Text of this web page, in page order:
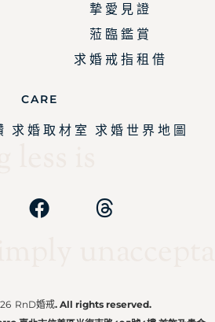
摯 愛 見 證
蒞 臨 鑑 賞
求 婚 戒 指 租 借
CARE
求 婚 取 材 室 求 婚 世 界 地 圖
RnD婚戒. All rights reserved.